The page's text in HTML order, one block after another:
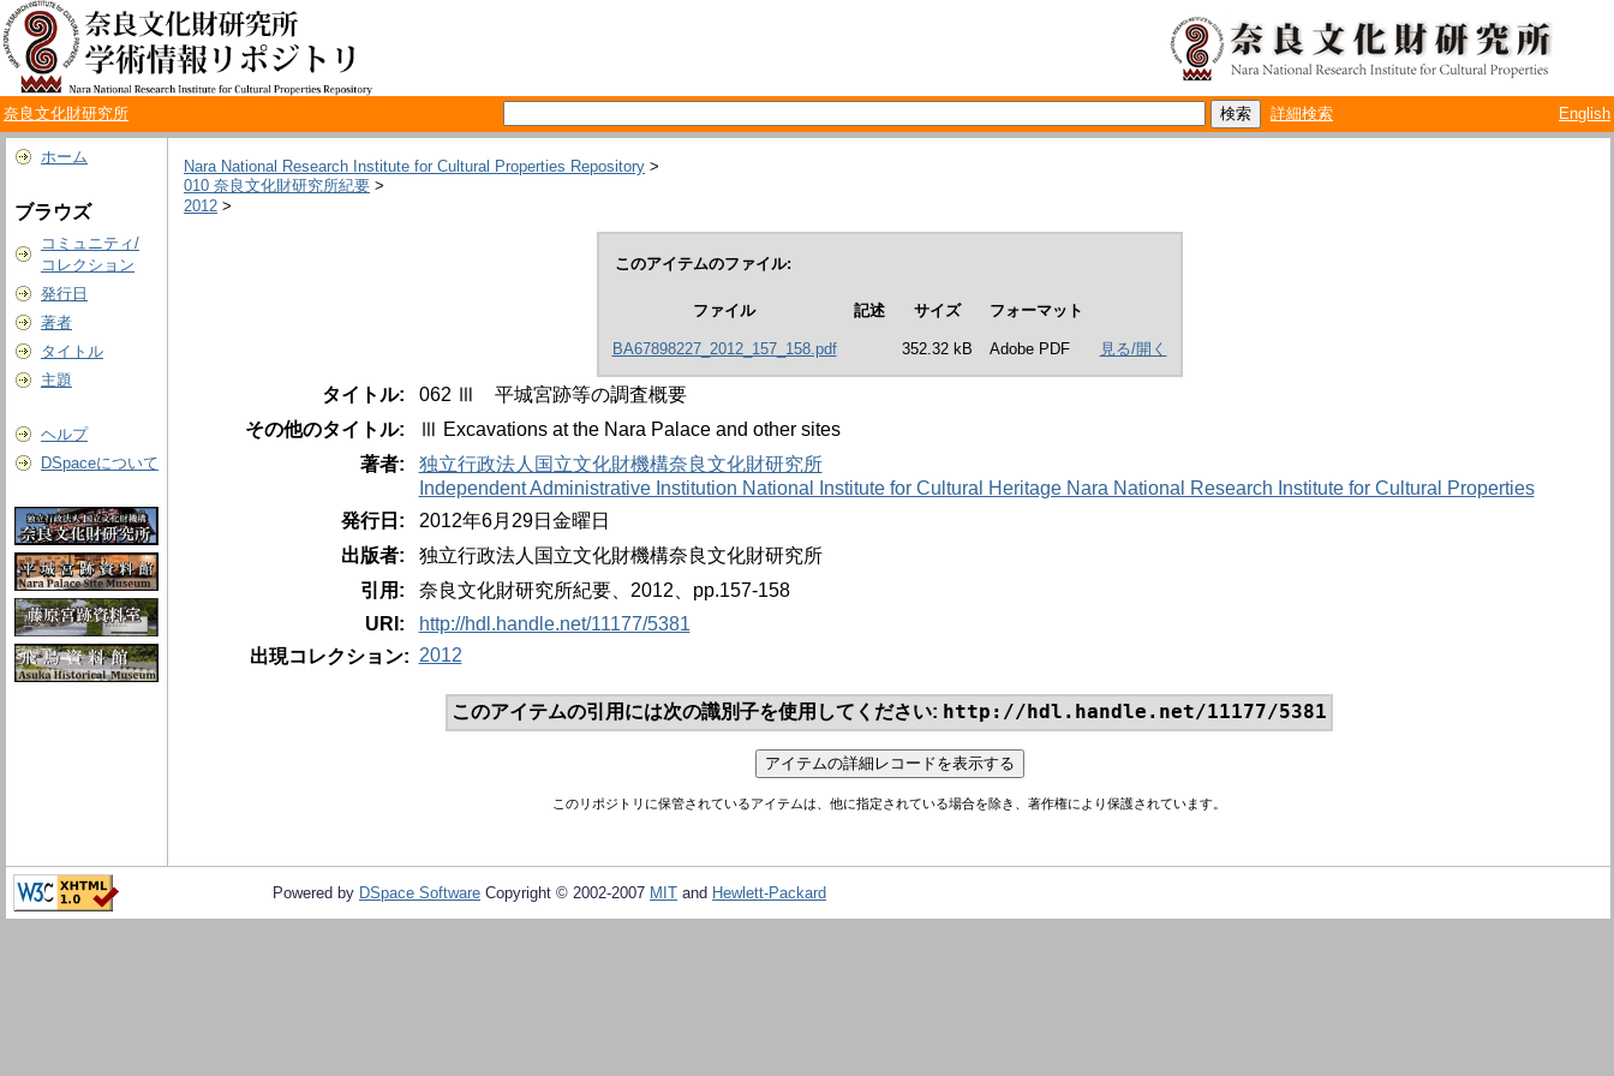
奈良文化財研究所 詳細検索 English
ホーム
ブラウズ
コミュニティ/
コレクション
発行日
著者
タイトル
主題
ヘルプ
DSpaceについて
Nara National Research Institute for Cultural Properties Repository >
010 奈良文化財研究所紀要 >
2012 >
このアイテムのファイル:
ファイル 記述 サイズ フォーマット
BA67898227_2012_157_158.pdf 352.32 kB Adobe PDF 見る/開く
タイトル:
062 Ⅲ 平城宮跡等の調査概要
その他のタイトル:
Ⅲ Excavations at the Nara Palace and other sites
著者:
独立行政法人国立文化財機構奈良文化財研究所
Independent Administrative Institution National Institute for Cultural Heritage Nara National Research Institute for Cultural Properties
発行日:
2012年6月29日金曜日
出版者:
独立行政法人国立文化財機構奈良文化財研究所
引用:
奈良文化財研究所紀要、2012、pp.157-158
URI:
http://hdl.handle.net/11177/5381
出現コレクション: 2012
このアイテムの引用には次の識別子を使用してください: http://hdl.handle.net/11177/5381
このリポジトリに保管されているアイテムは、他に指定されている場合を除き、著作権により保護されています。
Powered by DSpace Software Copyright © 2002-2007 MIT and Hewlett-Packard